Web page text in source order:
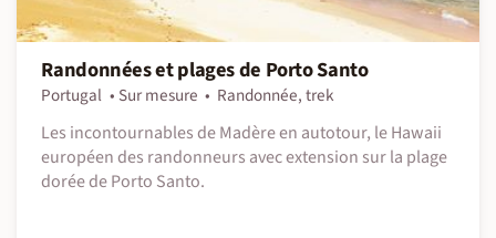
Randonnées et plages de Porto Santo
Portugal Sur mesure
Randonnée, trek
Les incontournables de Madère en autotour, le Hawaii
européen des randonneurs avec extension sur la plage
dorée de Porto Santo.